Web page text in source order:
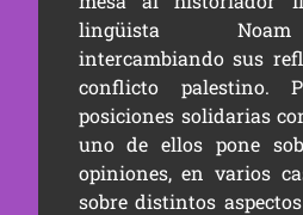
lingüista
intercambiando sus
conflicto palestino.
posiciones solidarias
uno de ellos pone
opiniones, en varios
sobre distintos